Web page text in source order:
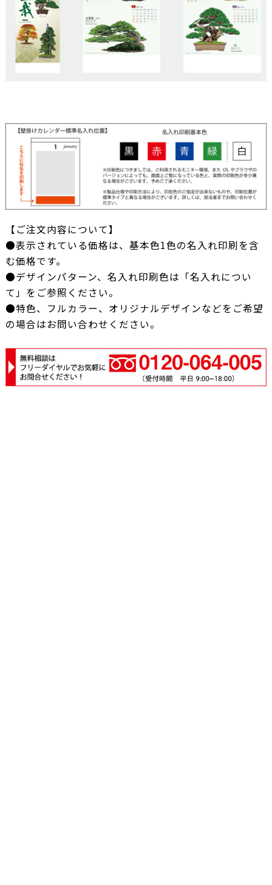
【ご注文内容について】
●表示されている価格は、基本色1色の名入れ印刷を含
む価格です。
●デザインパターン、名入れ印刷色は「名入れについ
て」をご参照ください。
●特色、フルカラー、オリジナルデザインなどをご希望
の場合はお問い合わせください。